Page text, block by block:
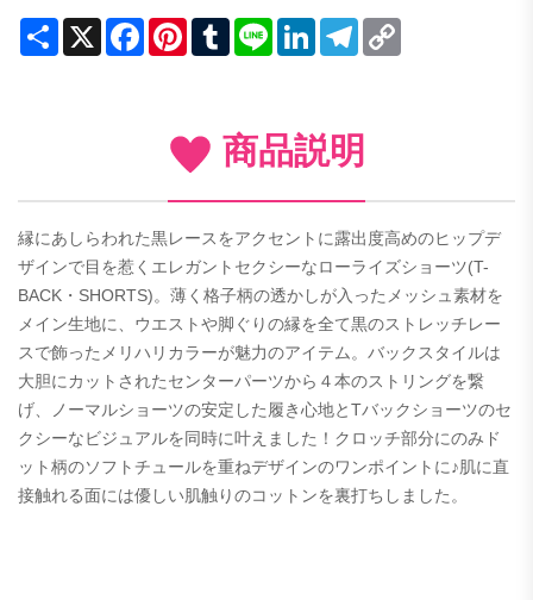
Share X FacebookPinterestTumblrLine LinkedInTelegram
商品説明
縁にあしらわれた黒レースをアクセントに露出度高めのヒップデ
ザインで目を惹くエレガントセクシーなローライズショーツ(T-
BACK・SHORTS)。薄く格子柄の透かしが入ったメッシュ素材を
メイン生地に、ウエストや脚ぐりの縁を全て黒のストレッチレー
スで飾ったメリハリカラーが魅力のアイテム。バックスタイルは
大胆にカットされたセンターパーツから４本のストリングを繋
げ、ノーマルショーツの安定した履き心地とTバックショーツのセ
クシーなビジュアルを同時に叶えました！クロッチ部分にのみド
ット柄のソフトチュールを重ねデザインのワンポイントに♪肌に直
接触れる面には優しい肌触りのコットンを裏打ちしました。